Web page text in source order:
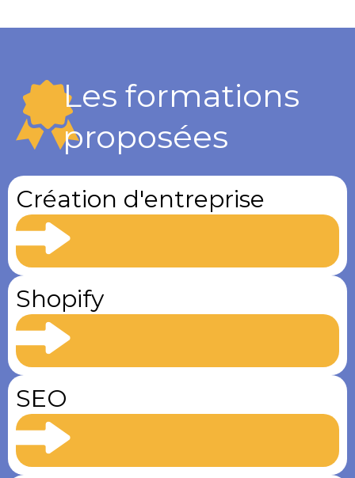
Les formations
proposées
Création d'entreprise
Shopify
SEO